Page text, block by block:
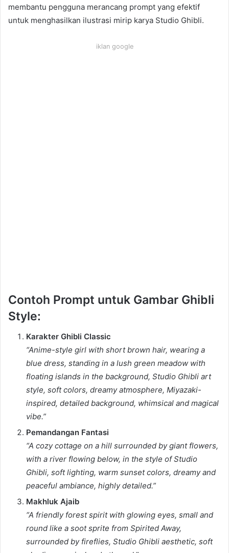
membantu pengguna merancang prompt yang efektif
untuk menghasilkan ilustrasi mirip karya Studio Ghibli.
iklan google
Contoh Prompt untuk Gambar Ghibli
Style:
Karakter Ghibli Classic
“Anime-style girl with short brown hair, wearing a
blue dress, standing in a lush green meadow with
floating islands in the background, Studio Ghibli art
style, soft colors, dreamy atmosphere, Miyazaki-
inspired, detailed background, whimsical and magical
vibe.”
Pemandangan Fantasi
“A cozy cottage on a hill surrounded by giant flowers,
with a river flowing below, in the style of Studio
Ghibli, soft lighting, warm sunset colors, dreamy and
peaceful ambiance, highly detailed.”
Makhluk Ajaib
“A friendly forest spirit with glowing eyes, small and
round like a soot sprite from Spirited Away,
surrounded by fireflies, Studio Ghibli aesthetic, soft